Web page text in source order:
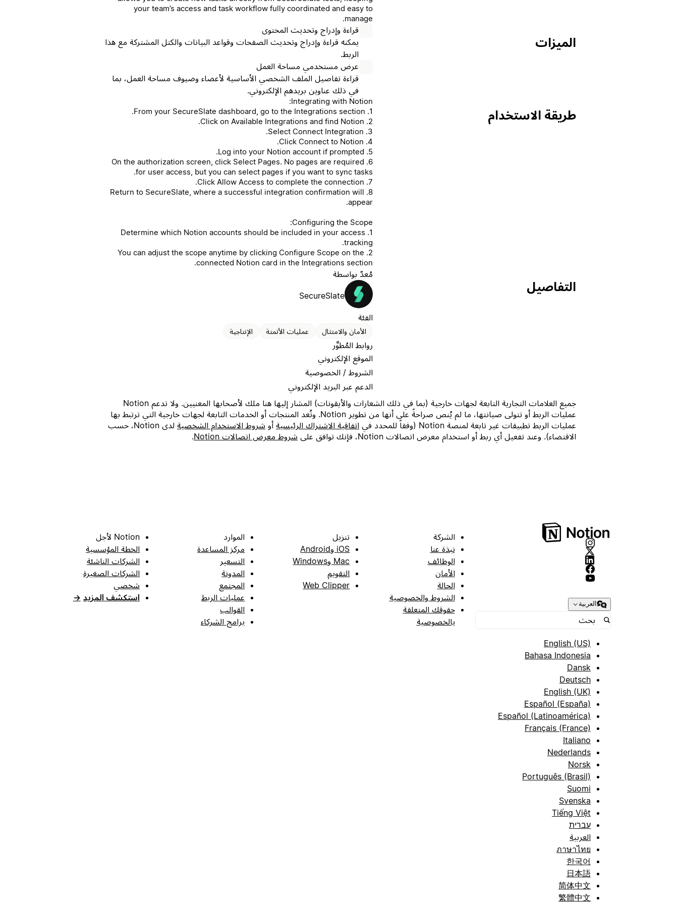
your team’s access and task workflow fully coordinated and easy to
manage.
الميزات
قراءة وإدراج وتحديث المحتوى
يمكنه قراءة وإدراج وتحديث الصفحات وقواعد البيانات والكتل المشتركة مع هذا
الربط.
عرض مستخدمي مساحة العمل
قراءة تفاصيل الملف الشخصي الأساسية لأعضاء وضيوف مساحة العمل، بما
في ذلك عناوين بريدهم الإلكتروني.
طريقة الاستخدام
Integrating with Notion:
1. From your SecureSlate dashboard, go to the Integrations section.
2. Click on Available Integrations and find Notion.
3. Select Connect Integration.
4. Click Connect to Notion.
5. Log into your Notion account if prompted.
6. On the authorization screen, click Select Pages. No pages are required
for user access, but you can select pages if you want to sync tasks.
7. Click Allow Access to complete the connection.
8. Return to SecureSlate, where a successful integration confirmation will
appear.
Configuring the Scope:
1. Determine which Notion accounts should be included in your access
tracking.
2. You can adjust the scope anytime by clicking Configure Scope on the
connected Notion card in the Integrations section.
التفاصيل
مُعدّ بواسطة
SecureSlate
الفئة
الأمان والامتثال عمليات الأتمتة الإنتاجية
روابط المُطوِّر
الموقع الإلكتروني
الشروط / الخصوصية
الدعم عبر البريد الإلكتروني
جميع العلامات التجارية التابعة لجهات خارجية (بما في ذلك الشعارات والأيقونات) المشار إليها هنا ملك لأصحابها المعنيين. ولا تدعم Notion
عمليات الربط أو تتولى صيانتها، ما لم يُنص صراحةً على أنها من تطوير Notion. وتُعد المنتجات أو الخدمات التابعة لجهات خارجية التي ترتبط بها
عمليات الربط تطبيقات غير تابعة لمنصة Notion (وفقاً للمحدد في
اتفاقية الاشتراك الرئيسية أو شروط الاستخدام الشخصية
لدى Notion، حسب
الاقتضاء). وعند تفعيل أي ربط أو استخدام معرض اتصالات Notion، فإنك توافق على
شروط معرض اتصالات Notion .
العربية
English (US)
Bahasa Indonesia
Dansk
Deutsch
English (UK)
Español (España)
Español (Latinoamérica)
Français (France)
Italiano
Nederlands
Norsk
Português (Brasil)
Suomi
Svenska
Tiếng Việt
עברית
العربية
ภาษาไทย
한국어
日本語
简体中文
繁體中文
الشركة
نبذة عنا
الوظائف
الأمان
الحالة
الشروط والخصوصية
حقوقك المتعلقة
بالخصوصية
تنزيل
iOS وAndroid
Mac وWindows
التقويم
Web Clipper
الموارد
مركز المساعدة
التسعير
المدونة
المجتمع
عمليات الربط
القوالب
برامج الشركاء
Notion لأجل
الخطة المؤسسية
الشركات الناشئة
الشركات الصغيرة
شخصي
استكشف المزيد →